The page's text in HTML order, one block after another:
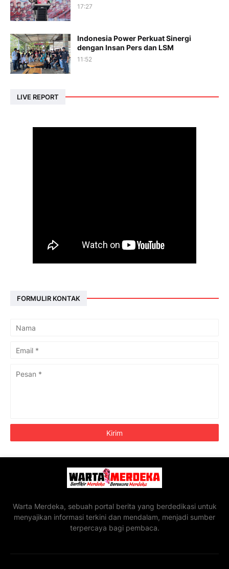
17:27
Indonesia Power Perkuat Sinergi
dengan Insan Pers dan LSM
11:52
LIVE REPORT
FORMULIR KONTAK
Warta Merdeka, sebuah portal berita yang berdedikasi untuk
menyajikan informasi terkini dan mendalam, menjadi sumber
terpercaya bagi pembaca.